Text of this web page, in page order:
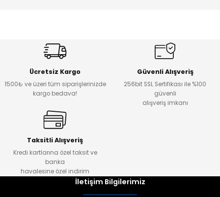
Ücretsiz Kargo
1500₺ ve üzeri tüm siparişlerinizde
kargo bedava!
Güvenli Alışveriş
256bit SSL Sertifikası ile %100
güvenli
alışveriş imkanı
Taksitli Alışveriş
Kredi kartlarına özel taksit ve
banka
havalesine özel indirim
İletişim Bilgilerimiz